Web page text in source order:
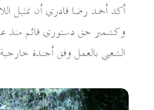
أكد أحمد رضا قادري أن تمثيل
وكشمير حق دستوري قائم منذ
الشعبي بالعمل وفق أجندة